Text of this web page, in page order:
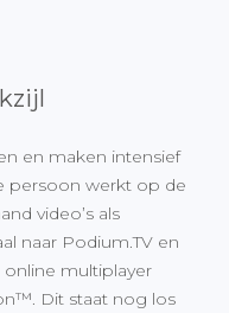
en maken intensief
persoon werkt op de
video’s als
naar Podium.TV en
multiplayer
Dit staat nog los